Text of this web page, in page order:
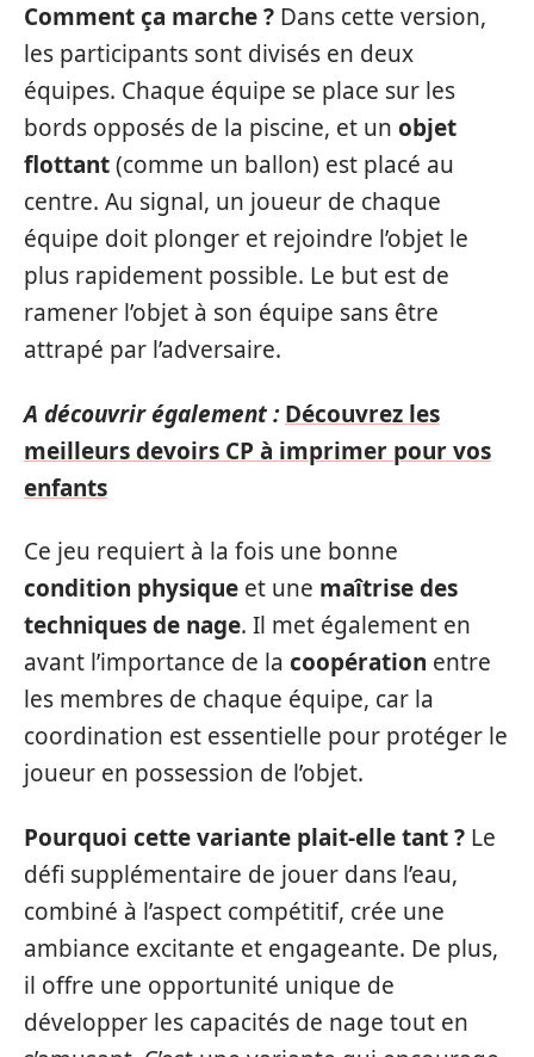
Comment ça marche ? Dans cette version,
les participants sont divisés en deux
équipes. Chaque équipe se place sur les
bords opposés de la piscine, et un objet
flottant(comme un ballon) est placé au
centre. Au signal, un joueur de chaque
équipe doit plonger et rejoindre l’objet le
plus rapidement possible. Le but est de
ramener l’objet à son équipe sans être
attrapé par l’adversaire.
A découvrir également : Découvrez les
meilleurs devoirs CP à imprimer pour vos
enfants
Ce jeu requiert à la fois une bonne
condition physique et une maîtrise des
techniques de nage. Il met également en
avant l’importance de la coopération entre
les membres de chaque équipe, car la
coordination est essentielle pour protéger le
joueur en possession de l’objet.
Pourquoi cette variante plait-elle tant ? Le
défi supplémentaire de jouer dans l’eau,
combiné à l’aspect compétitif, crée une
ambiance excitante et engageante. De plus,
il offre une opportunité unique de
développer les capacités de nage tout en